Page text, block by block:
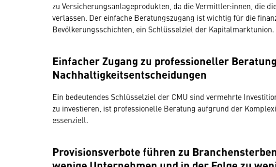
zu Versicherungsanlageprodukten, da die Vermittler:innen, die
verlassen. Der einfache Beratungszugang ist wichtig für die
Bevölkerungsschichten, ein Schlüsselziel der Kapitalmarktunion.
Einfacher Zugang zu professioneller
Nachhaltigkeitsentscheidungen
Ein bedeutendes Schlüsselziel der CMU sind vermehrte
zu investieren, ist professionelle Beratung aufgrund der
essenziell.
Provisionsverbote führen zu